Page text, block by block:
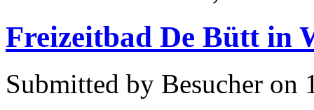
Freizeitbad De Bütt in
Submitted by Besucher on